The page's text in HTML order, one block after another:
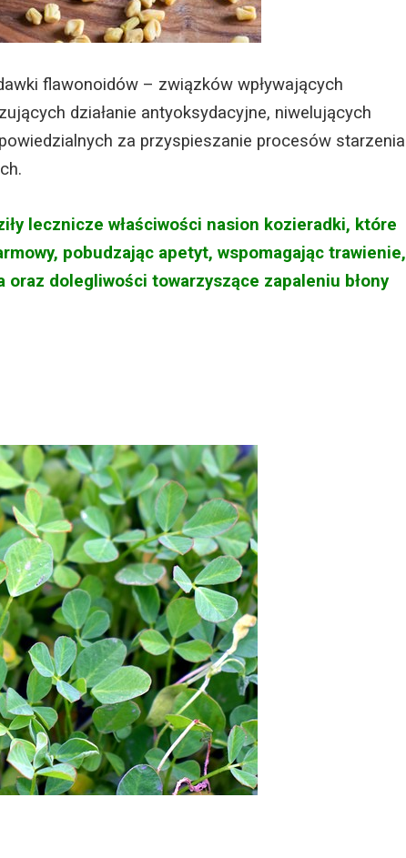
flawonoidów – związków wpływających
działanie antyoksydacyjne, niwelujących
za przyspieszanie procesów starzenia
lecznicze właściwości nasion kozieradki, które
pobudzając apetyt, wspomagając trawienie,
oraz dolegliwości towarzyszące zapaleniu błony